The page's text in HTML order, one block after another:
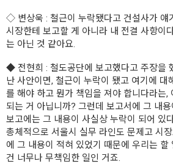
◇ 변상욱 : 철근이 누락됐다고 건설사가 얘
시장한테 보고할 게 아니라 내 전결 사항이
는 아닌 것 같아요.
◆ 전현희 : 철도공단에 보고했다고 주장을
난 사안이면, 철근이 누락이 됐고 여기에 대
를 해야 하고 뭔가 책임을 져야 합니다라는,
되는 거 아닙니까? 그런데 보고서에 그 내
보고에는 그 내용이 사실상 누락이 되어 있
총체적으로 서울시 실무 라인도 문제고 시
에 그 내용이 적혀 있었기 때문에 우리는 할
건 너무나 무책임한 일인 거죠.